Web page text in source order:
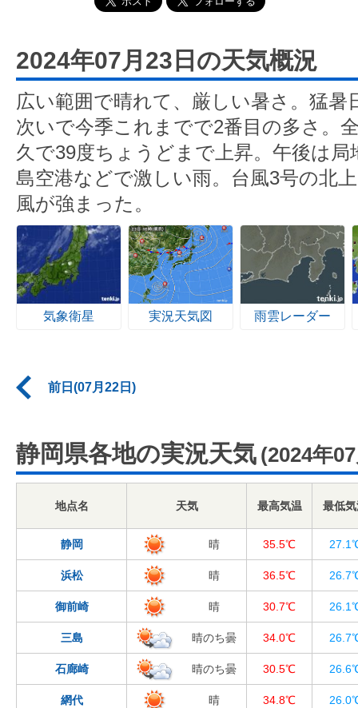
2024年07月23日の天気概況
広い範囲で晴れて、厳しい暑さ。猛暑
次いで今季これまでで2番目の多さ。
久で39度ちょうどまで上昇。午後は
島空港などで激しい雨。台風3号の北
風が強まった。
気象衛星 実況天気図 雨雲レーダー
前日(07月22日)
静岡県各地の実況天気 (2024年
地点名 天気 最高気温 最低
静岡 晴 35.5℃
浜松 晴 36.5℃
御前崎 晴 30.7℃
三島 晴のち曇 34.0℃
石廊崎 晴のち曇 30.5℃
網代 晴 34.8℃